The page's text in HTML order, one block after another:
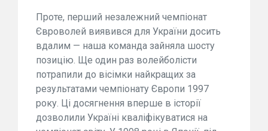
Проте, перший незалежний чемпіонат
Євроволей виявився для України досить
вдалим — наша команда зайняла шосту
позицію. Ще один раз волейболісти
потрапили до вісімки найкращих за
результатами чемпіонату Європи 1997
року. Ці досягнення вперше в історії
дозволили Україні кваліфікуватися на